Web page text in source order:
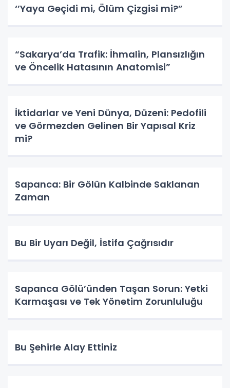
‘’Yaya Geçidi mi, Ölüm Çizgisi mi?”
“Sakarya’da Trafik: İhmalin, Plansızlığın
ve Öncelik Hatasının Anatomisi”
İktidarlar ve Yeni Dünya, Düzeni: Pedofili
ve Görmezden Gelinen Bir Yapısal Kriz
mi?
Sapanca: Bir Gölün Kalbinde Saklanan
Zaman
Bu Bir Uyarı Değil, İstifa Çağrısıdır
Sapanca Gölü’ünden Taşan Sorun: Yetki
Karmaşası ve Tek Yönetim Zorunluluğu
Bu Şehirle Alay Ettiniz